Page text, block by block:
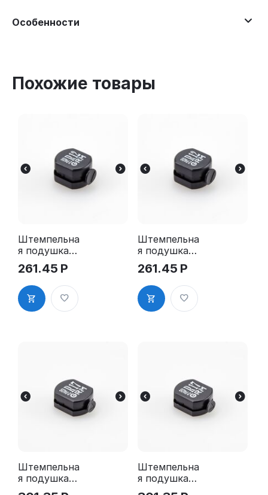
Особенности
Похожие товары
Штемпельна
я подушка
для GRM R12
2Pads
261.45 Р
Штемпельна
я подушка
для GRM R12
2Pads, синяя
261.45 Р
Штемпельна
я подушка
для GRM R17
Штемпельна
я подушка
для GRM R17